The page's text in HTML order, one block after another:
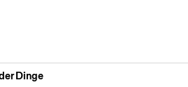
Dinge